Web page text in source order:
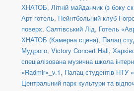
ХНАТОБ, Літній майданчик (з боку
Арт готель, Пейнтбольний клуб
поверх, Салтівський Лід, Готель
ХНАТОБ (Камерна сцена), Палац
Мудрого, Victory Concert Hall,
спеціалізована музична школа
«Radmir»_v.1, Палац студентів НТУ
Центральний парк культури та